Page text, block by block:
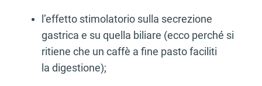
l’effetto stimolatorio sulla secrezione
gastrica e su quella biliare (ecco perché si
ritiene che un caffè a fine pasto faciliti
la digestione);